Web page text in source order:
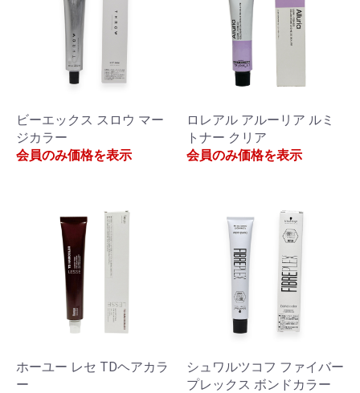
ビーエックス スロウ マー
ジカラー
会員のみ価格を表示
ロレアル アルーリア ルミ
トナー クリア
会員のみ価格を表示
ホーユー レセ TDヘアカラ
ー
シュワルツコフ ファイバー
プレックス ボンドカラー